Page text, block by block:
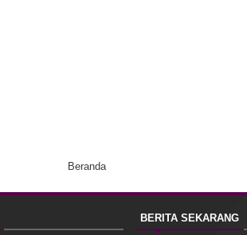
Beranda
BERITA SEKARANG